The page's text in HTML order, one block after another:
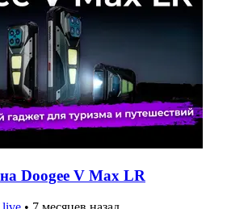
Doogee V Max LR